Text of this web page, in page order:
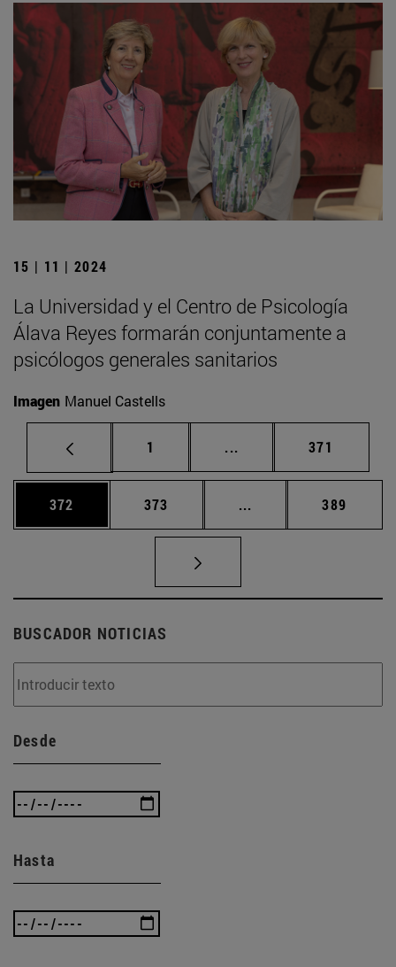
15 | 11 | 2024
La Universidad y el Centro de Psicología
Álava Reyes formarán conjuntamente a
psicólogos generales sanitarios
Imagen Manuel Castells
Página
1 ... Páginas intermedias
Página
371
Página
372 Página
373 ... Páginas intermedias
Página
389
BUSCADOR NOTICIAS
Desde
Hasta